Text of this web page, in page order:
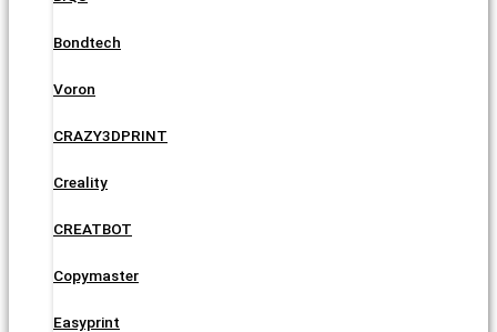
Bondtech
Voron
CRAZY3DPRINT
Creality
CREATBOT
Copymaster
Easyprint